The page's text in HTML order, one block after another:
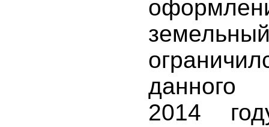
данного
2014